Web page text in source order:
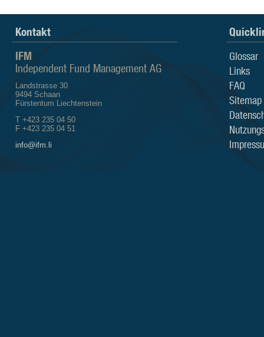
Kontakt
IFM
Independent Fund Management AG
Landstrasse 30
9494 Schaan
Fürstentum Liechtenstein
T +423 235 04 50
F +423 235 04 51
info@ifm.li
Glossar
Links
FAQ
Sitemap